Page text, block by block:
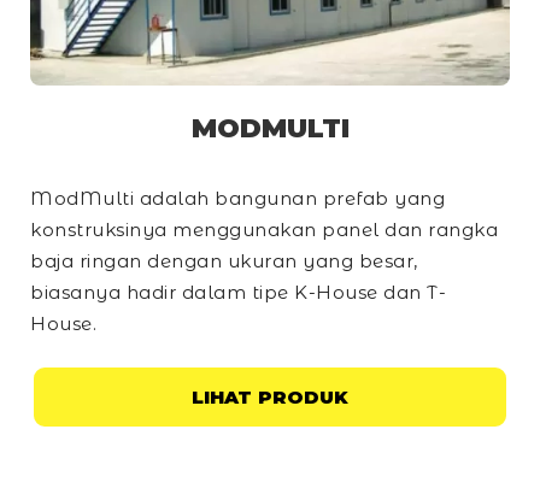
MODMULTI
ModMulti adalah bangunan prefab yang
konstruksinya menggunakan panel dan rangka
baja ringan dengan ukuran yang besar,
biasanya hadir dalam tipe K-House dan T-
House.
LIHAT PRODUK